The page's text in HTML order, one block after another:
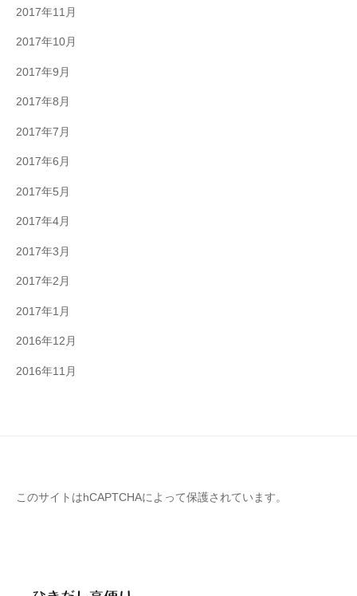
2017年11月
2017年10月
2017年9月
2017年8月
2017年7月
2017年6月
2017年5月
2017年4月
2017年3月
2017年2月
2017年1月
2016年12月
2016年11月
このサイトはhCAPTCHAによって保護されています。